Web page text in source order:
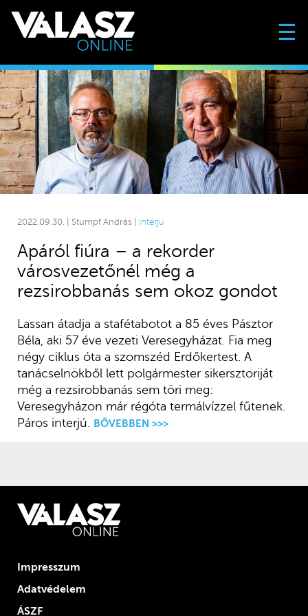
☰
2022.09.30. | Stumpf András | Interjú
Apáról fiúra – a rekorder
városvezetőnél még a
rezsirobbanás sem okoz gondot
Lassan átadja a stafétabotot a 85 éves Pásztor
Béla, aki 57 éve vezeti Veresegyházat. Fia meg
négy ciklus óta a szomszéd Erdőkertest. A
tanácselnökből lett polgármester sikersztoriját
még a rezsirobbanás sem töri meg:
Veresegyházon már régóta termálvízzel fűtenek.
Páros interjú. BŐVEBBEN >>>
Impresszum
Adatvédelem
ÁSZF